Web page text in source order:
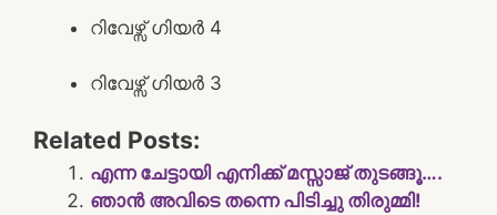
റിവേഴ്സ് ഗിയർ 4
റിവേഴ്സ് ഗിയർ 3
Related Posts:
എന്ന ചേട്ടായി എനിക്ക് മസ്സാജ് തുടങ്ങൂ….
ഞാൻ അവിടെ തന്നെ പിടിച്ചു തിരുമ്മി!